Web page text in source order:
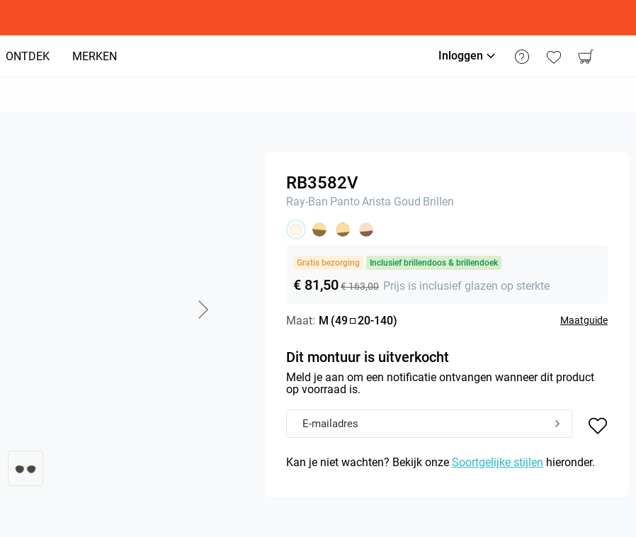
ONTDEK MERKEN Inloggen
RB3582V
Ray-Ban PantoArista Goud Brillen
Gratis bezorging Inclusief brillendoos & brillendoek
€ 81,50€ 163,00 Prijs is inclusief glazen op sterkte
Maat: M (49 20-140) Maatguide
Dit montuur is uitverkocht
Meld je aan om een notificatie ontvangen wanneer dit product
op voorraad is.
Kan je niet wachten? Bekijk onze Soortgelijke stijlen hieronder.